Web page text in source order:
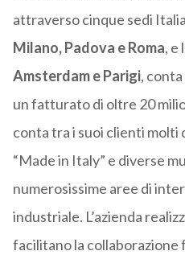
attraverso cinque sedi
Milano, Padova e Roma, e
Amsterdam e Parigi,
un fatturato di oltre 20
conta tra i suoi clienti molti
“Made in Italy” e diverse
numerosissime aree di
industriale. L’azienda
facilitano la collaborazione